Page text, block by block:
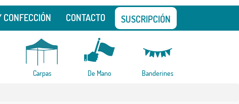
CONFECCIÓN CONTACTO SUSCRIPCIÓN
Carpas De Mano Banderines